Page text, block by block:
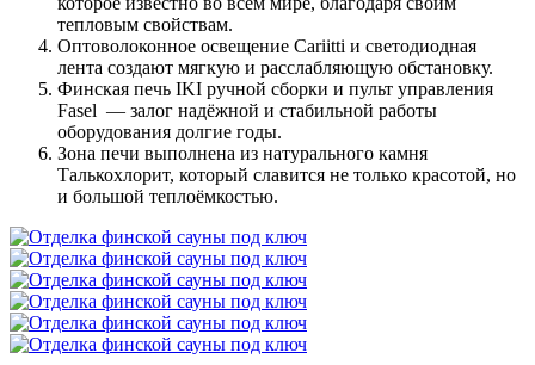
тепловым свойствам.
Оптоволоконное освещение Cariitti и светодиодная
лента создают мягкую и расслабляющую обстановку.
Финская печь IKI ручной сборки и пульт управления
Fasel — залог надёжной и стабильной работы
оборудования долгие годы.
Зона печи выполнена из натурального камня
Талькохлорит, который славится не только красотой, но
и большой теплоёмкостью.